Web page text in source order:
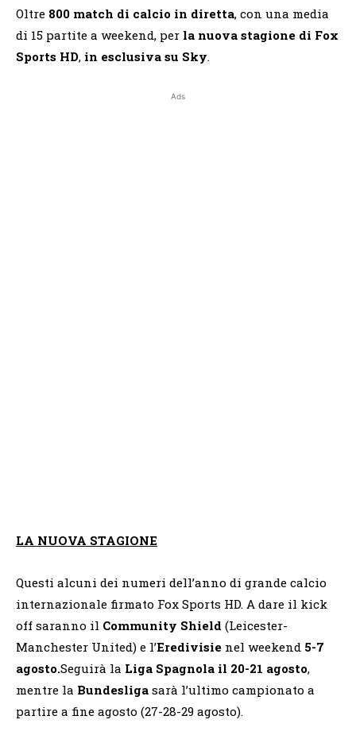
Oltre 800 match di calcio in diretta, con una media
di 15 partite a weekend, per la nuova stagione di Fox
Sports HD, in esclusiva su Sky.
Ads
LA NUOVA STAGIONE
Questi alcuni dei numeri dell’anno di grande calcio
internazionale firmato Fox Sports HD. A dare il kick
off saranno il Community Shield (Leicester-
Manchester United) e l’Eredivisie nel weekend 5-7
agosto.Seguirà la Liga Spagnola il 20-21 agosto,
mentre la Bundesliga sarà l’ultimo campionato a
partire a fine agosto (27-28-29 agosto).